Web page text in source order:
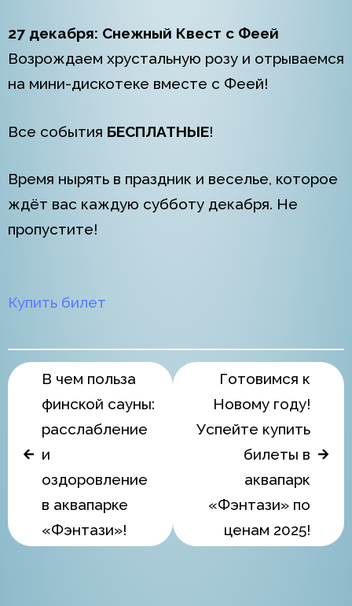
27 декабря: Снежный Квест с Феей
Возрождаем хрустальную розу и отрываемся
на мини-дискотеке вместе с Феей!
Все события БЕСПЛАТНЫЕ!
Время нырять в праздник и веселье, которое
ждёт вас каждую субботу декабря. Не
пропустите!
Купить билет
В чем польза
финской сауны:
расслабление
и
оздоровление
в аквапарке
«Фэнтази»!
Готовимся к
Новому году!
Успейте купить
билеты в
аквапарк
«Фэнтази» по
ценам 2025!